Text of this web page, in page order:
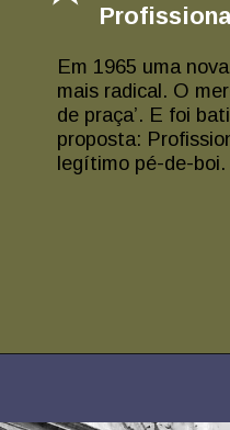
Em 1965 uma
mais radical. O
de praça’. E foi
proposta:
legítimo pé-de-boi.